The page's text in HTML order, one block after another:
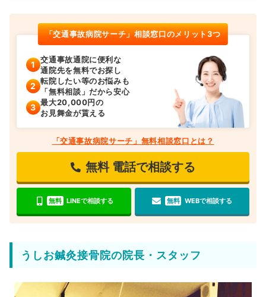
「交通事故病院サーチ」相談窓口のメリット3つ
交通事故通院に便利な
通院先を無料でお探し
転院したい等のお悩みも
「無料相談」だから安心
最大20,000円の
お見舞金が貰える
「交通事故病院サーチ」無料相談窓口とは？
無料 電話で相談する
無料 LINEで相談する 無料 WEBで相談する
うしお鍼灸接骨院の院長・スタッフ